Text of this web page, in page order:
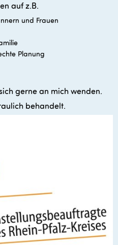
auf z.B.
und Frauen
Planung
gerne an mich wenden.
behandelt.